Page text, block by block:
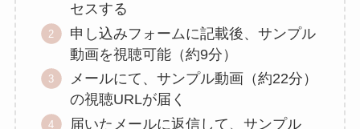
セスする
申し込みフォームに記載後、サンプル
動画を視聴可能（約9分）
メールにて、サンプル動画（約22分）
の視聴URLが届く
届いたメールに返信して、サンプル